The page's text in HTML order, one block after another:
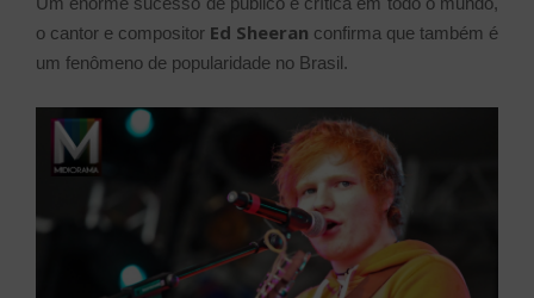
o cantor e compositor Ed Sheeran confirma que também é
um fenômeno de popularidade no Brasil.